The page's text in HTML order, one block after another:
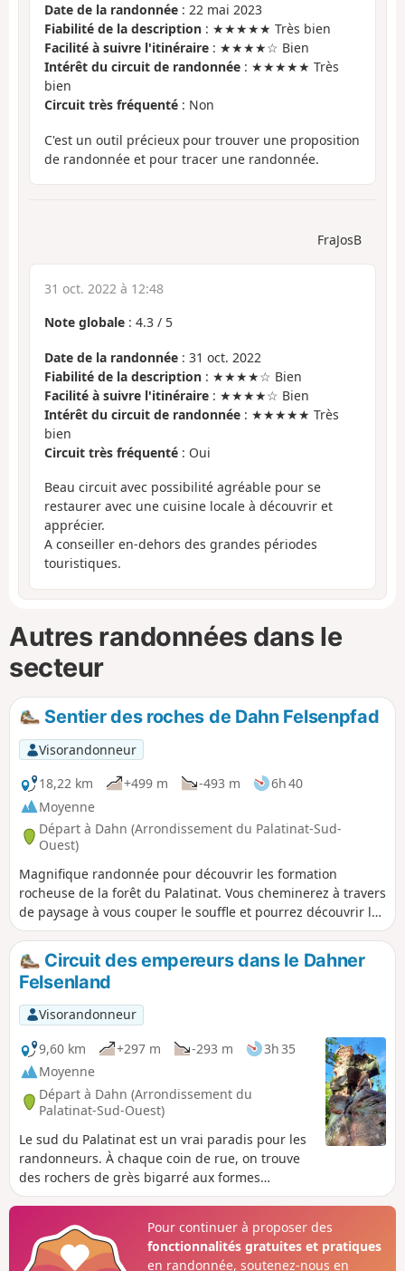
Date de la randonnée : 22 mai 2023
Fiabilité de la description : ★★★★★ Très bien
Facilité à suivre l'itinéraire : ★★★★☆ Bien
Intérêt du circuit de randonnée : ★★★★★ Très
bien
Circuit très fréquenté : Non
C'est un outil précieux pour trouver une proposition
de randonnée et pour tracer une randonnée.
FraJosB
31 oct. 2022 à 12:48
Note globale : 4.3 / 5
Date de la randonnée : 31 oct. 2022
Fiabilité de la description : ★★★★☆ Bien
Facilité à suivre l'itinéraire : ★★★★☆ Bien
Intérêt du circuit de randonnée : ★★★★★ Très
bien
Circuit très fréquenté : Oui
Beau circuit avec possibilité agréable pour se
restaurer avec une cuisine locale à découvrir et
apprécier.
A conseiller en-dehors des grandes périodes
touristiques.
Autres randonnées dans le
secteur
Sentier des roches de Dahn Felsenpfad
Visorandonneur
18,22 km
+499 m -493 m
6h 40
Moyenne
Départ à Dahn (Arrondissement du Palatinat-Sud-
Ouest)
Magnifique randonnée pour découvrir les formation
rocheuse de la forêt du Palatinat. Vous cheminerez à travers
de paysage à vous couper le souffle et pourrez découvrir le
château de Neudahn, détruit au cours de la guerre des
paysans au XVIe siècle, il appartient à l'un des châteaux les
mieux conservés de la forêt du Palatinat
Circuit des empereurs dans le Dahner
Felsenland
Visorandonneur
9,60 km
+297 m -293 m
3h 35
Moyenne
Départ à Dahn (Arrondissement du
Palatinat-Sud-Ouest)
Le sud du Palatinat est un vrai paradis pour les
randonneurs. À chaque coin de rue, on trouve
des rochers de grès bigarré aux formes
bizarres, dont beaucoup ont des noms
domine la ville de Dahn et culmine à 45 mètres
de hauteur. Sa particularité : en son centre se
Pour continuer à proposer des
fonctionnalités gratuites et pratiques
en randonnée, soutenez-nous en